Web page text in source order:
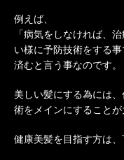
例えば、
「病気をしなければ、
い様に予防技術をする
済むと言う事なのです。
美しい髪にする為には
術をメインにすることが
健康美髪を目指す方は、